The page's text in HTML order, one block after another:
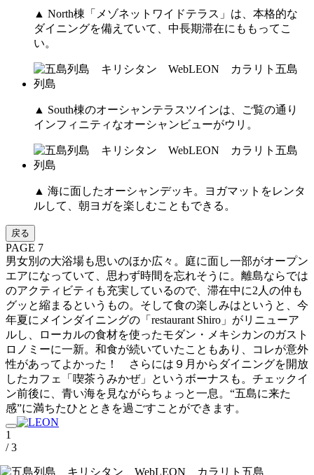
▲ North棟「メゾネットワイドテラス」は、本格的な
ダイニングを備えていて、中長期滞在にももってこ
い。
▲ South棟のオーシャンテラスツインは、ご覧の通り
インフィニティなオーシャンビューがウリ。
▲ 海に面したオーシャンデッキ。ヨガマットをレンタ
ルして、朝ヨガを楽しむこともできる。
戻る
PAGE 7
男女別の大浴場も思いのほか広々。庭に面し一部がオープン
エアになっていて、思わず時間を忘れそうに。離島ならでは
のアクティビティも充実しているので、滞在中に2人の仲も
グッと縮まるというもの。そして食の楽しみはというと、今
年夏にメインダイニングの「restaurant Shiro」がリニューア
ルし、ローカルの食材を使ったモダン・メキシカンのガスト
ロノミーに一新。和食が続いていたこともあり、コレが意外
性があってよかった！ さらには９月からダイニングを開放
したカフェ「喫茶うみかぜ」というボーナスも。チェックイ
ン前後に、青い海を見ながらちょっと一息。“五島に来た
感”に満ちたひとときを過ごすことができます。
1
/ 3